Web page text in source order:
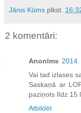
Jānis Kūms plkst.
2 komentāri:
Anonīms
Vai tad izlases
Saskaņā ar
paziņots līdz
Atbildēt